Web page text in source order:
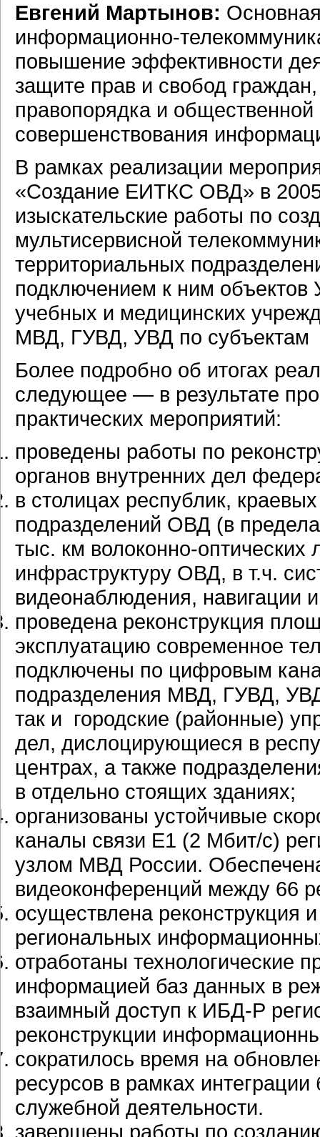
Евгений Мартынов:
информационно-
повышение эффективности
защите прав и свобод
правопорядка и общественной
совершенствования
В рамках реализации
«Создание ЕИТКС ОВД» в
изыскательские работы по
мультисервисной
территориальных
подключением к ним
учебных и медицинских
МВД, ГУВД, УВД по субъектам
Более подробно об итогах
следующее — в результате
практических мероприятий:
проведены работы по
органов внутренних дел
в столицах республик,
подразделений ОВД (в
тыс. км волоконно-оптических
инфраструктуру ОВД, в т.ч.
видеонаблюдения, навигации
проведена реконструкция
эксплуатацию современное
подключены по цифровым
подразделения МВД, ГУВД,
так и городские (районные)
дел, дислоцирующиеся в
центрах, а также
в отдельно стоящих зданиях;
организованы устойчивые
каналы связи Е1 (2 Мбит/с)
узлом МВД России.
видеоконференций между 66
осуществлена реконструкция
региональных
отработаны технологические
информацией баз данных в
взаимный доступ к ИБД-Р
реконструкции
сократилось время на
ресурсов в рамках
служебной деятельности.
завершены работы по